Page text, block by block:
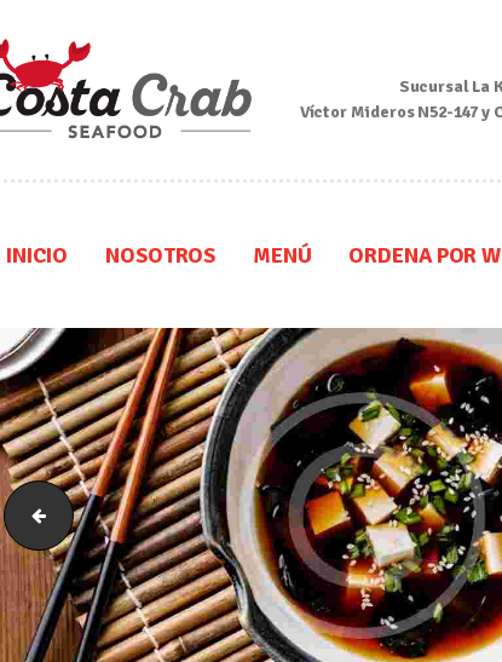
Sucursal La
Víctor Mideros N52-147 y
INICIO NOSOTROS MENÚ ORDENA POR
Nosotros
Noticias
Contacto y
logo-header